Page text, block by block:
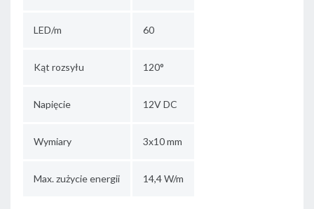
LED/m 60
Kąt rozsyłu 120°
Napięcie 12V DC
Wymiary 3x10 mm
Max. zużycie energii 14,4 W/m